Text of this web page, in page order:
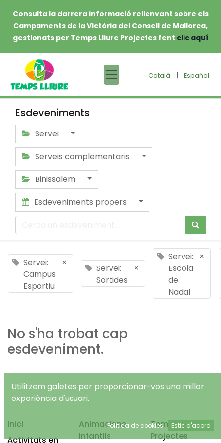
Consulta la darrera informació rellenvant sobre els
Campaments de la Victòria del Consell de Mallorca,
gestionats per Temps Lliure Projectes fent clic aquí
Català | Español
Esdeveniments
Servei
Serveis complementaris
Binissalem
Esdeveniments propers
Servei:
Campus
Esportiu
×
Servei:
Sortides
×
Servei:
Escola
de
Nadal
×
No s'ha trobat cap
esdeveniment.
Inici
Activitats en
Animacions
infantils
Temps Lliure
Projectes
Utilitzem galetes per proporcionar-vos una millor
experiència d'usuari.
Política de cookies Estic d'acord